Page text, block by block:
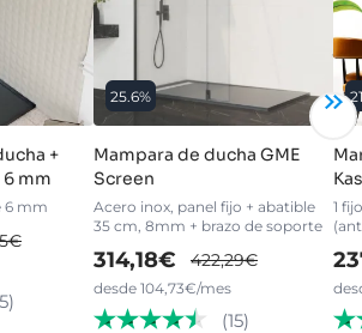
+
mm
6 mm
25.6%
Mampara de ducha GME
Screen
Acero inox, panel fijo + abatible
35 cm, 8mm + brazo de soporte
314,18€ 422,29€
desde 104,73€/mes
(15)
1